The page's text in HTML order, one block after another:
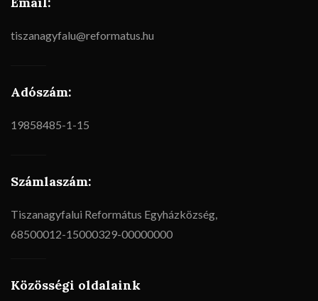
tiszanagyfalu@reformatus.hu
Adószám:
19858485-1-15
Számlaszám:
Tiszanagyfalui Református Egyházközség,
68500012-15000329-00000000
Közösségi oldalaink